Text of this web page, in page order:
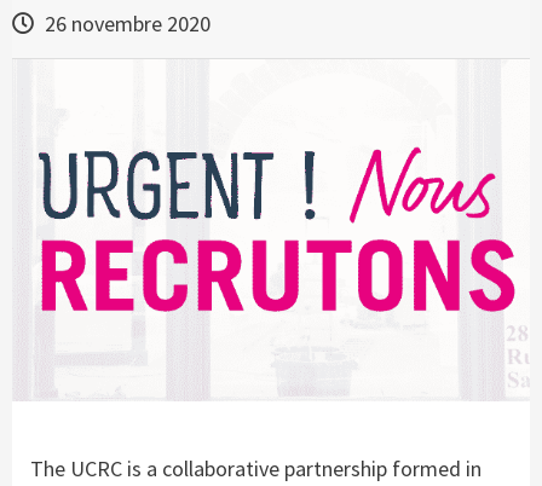
26 novembre 2020
The UCRC is a collaborative partnership formed in